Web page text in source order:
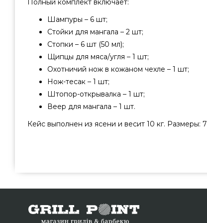
Полный комплект включает:
Шампуры – 6 шт;
Стойки для мангала – 2 шт;
Стопки – 6 шт (50 мл);
Щипцы для мяса/угля – 1 шт;
Охотничий нож в кожаном чехле – 1 шт;
Нож-тесак – 1 шт;
Штопор-открывалка – 1 шт;
Веер для мангала – 1 шт.
Кейс выполнен из ясени и весит 10 кг. Размеры:
магазине грилей и мангалов Гриль Поинт.
барбекю в каталоге интернет магазина
Луцк, Кривой Рог, Херсон